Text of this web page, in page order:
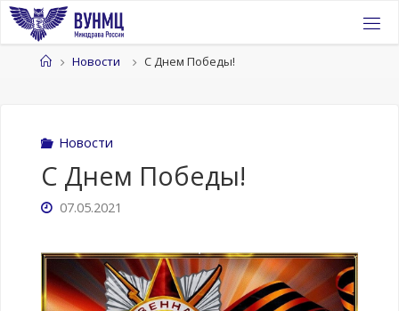
Перейти
содержимому
ГлавнаяНовости С Днем Победы!
Новости
С Днем Победы!
07.05.2021